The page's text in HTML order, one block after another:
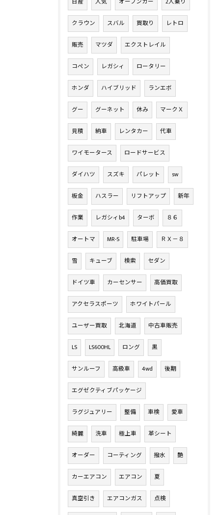
クラウン スバル 買取り レトロ
販売 マツダ エクストレイル
コペン レガシィ ロータリー
ホンダ ハイブリッド ランエボ
グー グーネット 休み マークＸ
見積 納車 レンタカー 代車
ワイモータース ロードサービス
ダイハツ スズキ パレット sw
板金 ハスラー リフトアップ 新年
作業 レガシィb4 ターボ ８６
オートマ MR-S 駐車場 ＲＸ－８
雪 キューブ 検索 セダン
ドイツ車 カーセンサー 高価買取
アクセラスポーツ ホワイトパール
ユーザー買取 北海道 中古車販売
LS LS600HL ロング 黒
サンルーフ 高級車 4wd 後期
エグゼクティブパッケージ
ラグジュアリー 整備 車検 愛車
綺麗 洗車 極上車 革シート
オーダー コーティング 撥水 艶
カーエアコン エアコン 夏
真空引き エアコンガス 点検